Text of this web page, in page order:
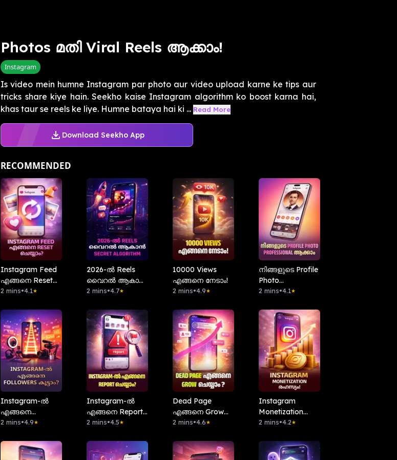
Photos മതി Viral Reels ആക്കാം!
Instagram
Is video mein humne Instagram par photo aur video upload karne ke tips aur
tricks share kiye hain. Seekho kaise Instagram algorithm ko boost karna hai,
khas taur se reels ke liye. Humne bataya hai ki ... Read More
Download Seekho App
RECOMMENDED
Instagram Feed
എങ്ങനെ Reset
ചെയ്യാം?
2 mins•4.1★
2026-ൽ Reels
വൈറൽ ആകാൻ
Secret Algorithm
2 mins•4.7★
10000 Views
എങ്ങനെ നേടാം!
2 mins•4.9★
നിങ്ങളുടെ Profile
Photo
Professional
2 mins•4.1★
Instagram-ൽ
എങ്ങനെ
Followers കൂട്ടാം?
2 mins•4.9★
Instagram-ൽ
എങ്ങനെ Report
ചെയ്യാം?
2 mins•4.5★
Dead Page
എങ്ങനെ Grow
ചെയ്യാം?
2 mins•4.6★
Instagram
Monetization
രഹസ്യം!
2 mins•4.2★